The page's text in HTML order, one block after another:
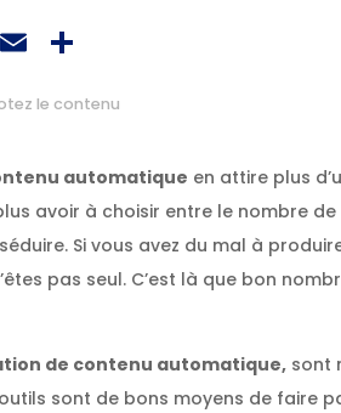
LinkedIn
Email
le contenu
automatique en attire plus
avoir à choisir entre le nombre
Si vous avez du mal à
pas seul. C’est là que bon
de contenu automatique, sont
sont de bons moyens de faire